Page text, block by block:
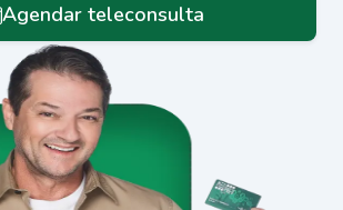
Agendar teleconsulta